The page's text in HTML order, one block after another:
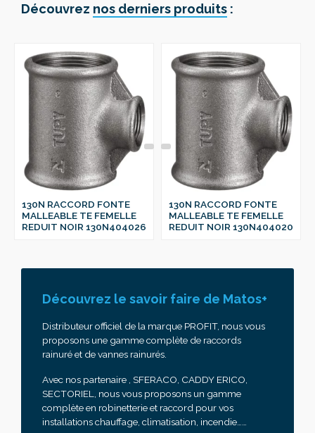
Découvrez nos derniers produits :
130N RACCORD FONTE
MALLEABLE TE FEMELLE
REDUIT NOIR 130N404026
130N RACCORD FONTE
MALLEABLE TE FEMELLE
REDUIT NOIR 130N404020
Découvrez le savoir faire de Matos+
Distributeur officiel de la marque PROFIT, nous vous
proposons une gamme complète de raccords
rainuré et de vannes rainurés.
Avec nos partenaire , SFERACO, CADDY ERICO,
SECTORIEL, nous vous proposons un gamme
complète en robinetterie et raccord pour vos
installations chauffage, climatisation, incendie……